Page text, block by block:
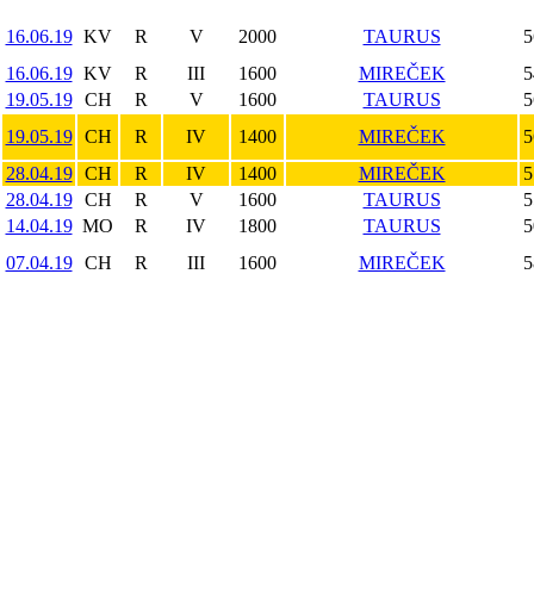
16.06.19 KV R V 2000 TAURUS
16.06.19 KV R III 1600 MIREČEK
19.05.19
CH R V 1600 TAURUS
19.05.19
CH R IV 1400 MIREČEK
28.04.19
CH R IV 1400 MIREČEK
28.04.19
CH R V 1600 TAURUS
14.04.19 MO R IV 1800 TAURUS
07.04.19
CH R III 1600 MIREČEK